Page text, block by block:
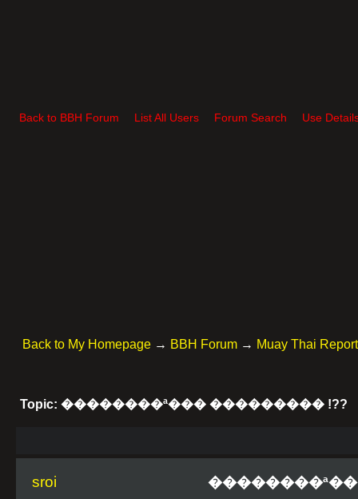
Back to BBH Forum List All Users Forum Search Use
Back to My Homepage → BBH Forum → Muay Thai
Topic: ��������ª��� ��������� !??
sroi